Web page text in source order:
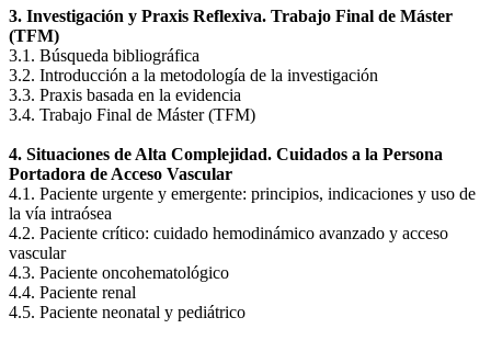
3. Investigación y Praxis Reflexiva. Trabajo Final de Máster
(TFM)
3.1. Búsqueda bibliográfica
3.2. Introducción a la metodología de la investigación
3.3. Praxis basada en la evidencia
3.4. Trabajo Final de Máster (TFM)
4. Situaciones de Alta Complejidad. Cuidados a la Persona
Portadora de Acceso Vascular
4.1. Paciente urgente y emergente: principios, indicaciones y uso de
la vía intraósea
4.2. Paciente crítico: cuidado hemodinámico avanzado y acceso
vascular
4.3. Paciente oncohematológico
4.4. Paciente renal
4.5. Paciente neonatal y pediátrico